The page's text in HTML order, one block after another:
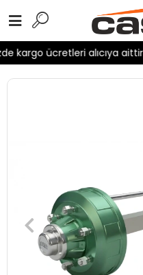
kargo ücretleri alıcıya aittir!